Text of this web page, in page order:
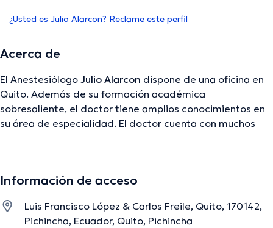
¿Usted es Julio Alarcon? Reclame este perfil
Acerca de
El Anestesiólogo Julio Alarcon dispone de una oficina en
Quito. Además de su formación académica
sobresaliente, el doctor tiene amplios conocimientos en
su área de especialidad. El doctor cuenta con muchos
innumerables conferencias con la intención de lograr
especialización y ha difundido diversas ediciones.
Información de acceso
Luis Francisco López & Carlos Freile, Quito, 170142,
Pichincha, Ecuador, Quito, Pichincha